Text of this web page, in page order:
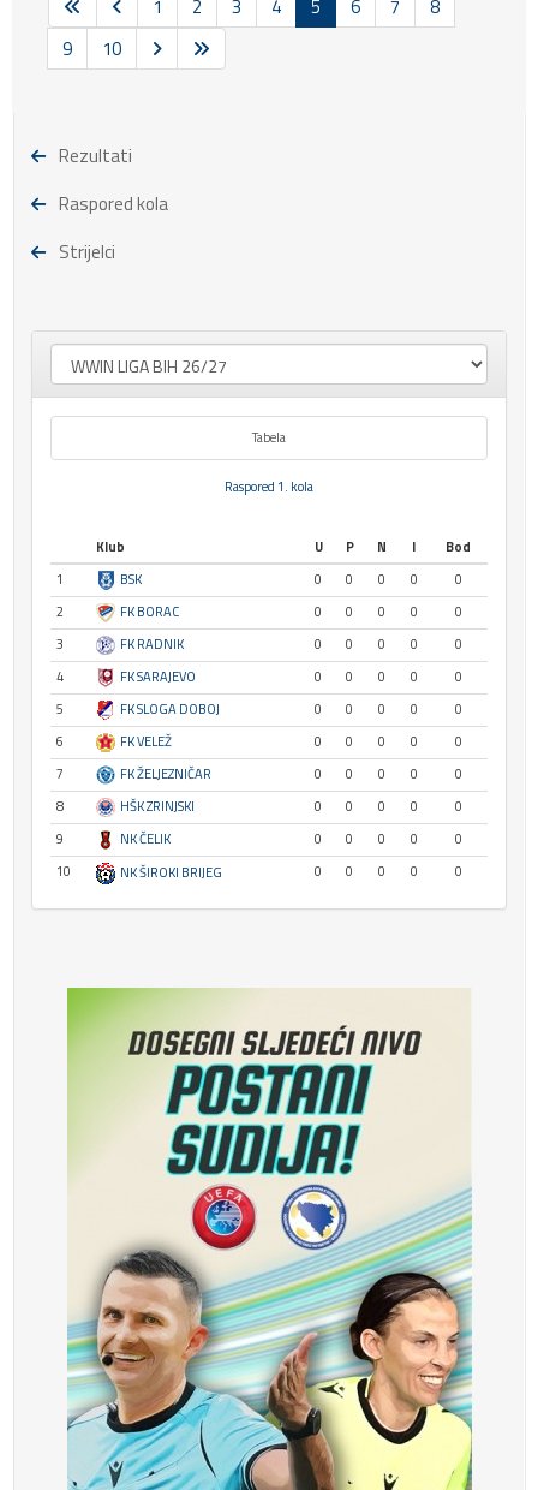
1 2 3 4 5 6 7
8
9
10
Rezultati
Raspored kola
Strijelci
Tabela
Raspored 1. kola
Klub U P N I
Bod
1
BSK 0 0 0 0
0
2
FK BORAC 0 0 0 0
0
3
FK RADNIK 0 0 0 0
0
4
FK SARAJEVO 0 0 0 0
0
5
FK SLOGA DOBOJ 0 0 0 0
0
6
FK VELEŽ 0 0 0 0
0
7
FK ŽELJEZNIČAR 0 0 0 0
0
8
HŠK ZRINJSKI 0 0 0 0
0
9
NK ČELIK 0 0 0 0
0
10
NK ŠIROKI BRIJEG 0 0 0 0 0